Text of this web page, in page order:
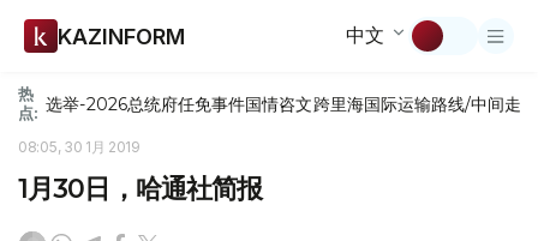
KAZINFORM 中文
热
点: 选举-2026总统府任免事件国情咨文跨里海国际运输路线/中间走廊
08:05, 30 1月 2019
1月30日，哈通社简报